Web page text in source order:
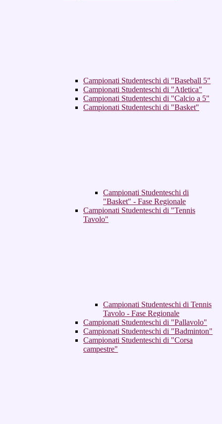
Campionati Studenteschi di "Baseball 5"
Campionati Studenteschi di "Atletica"
Campionati Studenteschi di "Calcio a 5"
Campionati Studenteschi di "Basket"
Campionati Studenteschi di
"Basket" - Fase Regionale
Campionati Studenteschi di "Tennis
Tavolo"
Campionati Studenteschi di Tennis
Tavolo - Fase Regionale
Campionati Studenteschi di "Pallavolo"
Campionati Studenteschi di "Badminton"
Campionati Studenteschi di "Corsa
campestre"